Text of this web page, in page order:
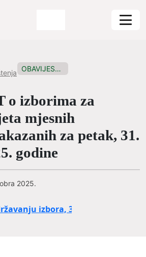
OBAVIJEST o izborima za članove...
o izborima za
mjesnih
za petak, 31.
godine
izbora, 31.10.2025.
2025.